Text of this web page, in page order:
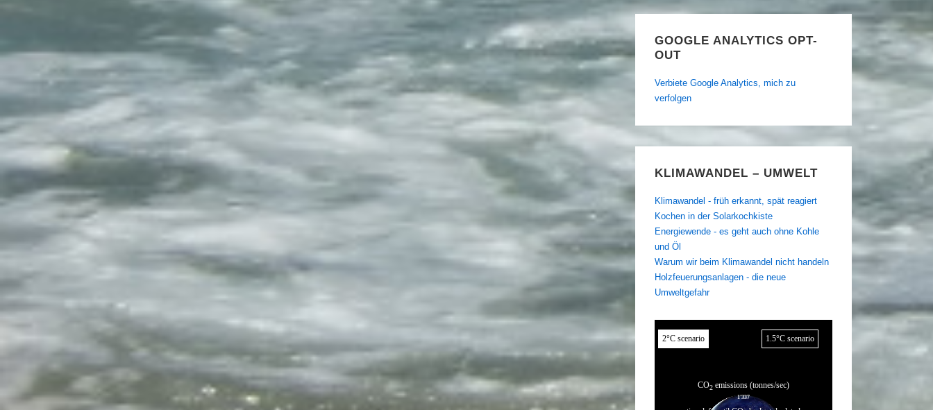
GOOGLE ANALYTICS OPT-
OUT
Verbiete Google Analytics, mich zu
verfolgen
KLIMAWANDEL – UMWELT
Klimawandel - früh erkannt, spät reagiert
Kochen in der Solarkochkiste
Energiewende - es geht auch ohne Kohle
und Öl
Warum wir beim Klimawandel nicht handeln
Holzfeuerungsanlagen - die neue
Umweltgefahr